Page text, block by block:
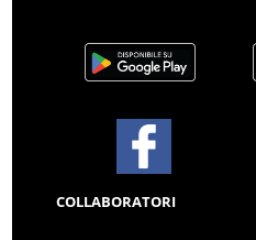
COLLABORATORI